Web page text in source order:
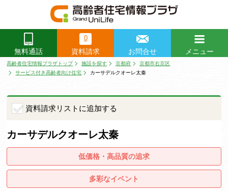
無料通話
0
資料請求 お問合せ
メニュー
高齢者住宅情報プラザトップ 施設を探す 京都府
京都市右京区
サービス付き高齢者向け住宅
カーサデルクオーレ太秦
資料請求リストに追加する
カーサデルクオーレ太秦
低価格・高品質の追求
多彩なイベント